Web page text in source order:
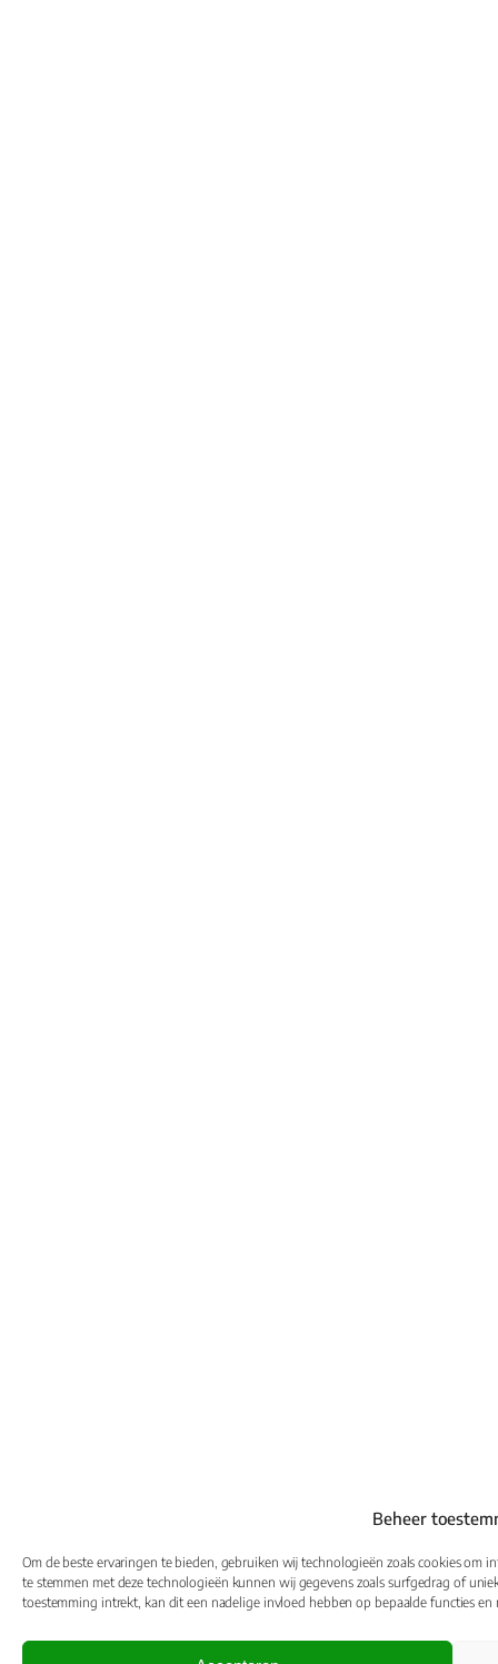
Beheer
Om de beste ervaringen te bieden, gebruiken wij technologieën zoals cookies om
te stemmen met deze technologieën kunnen wij gegevens zoals surfgedrag of
toestemming intrekt, kan dit een nadelige invloed hebben op bepaalde functies en